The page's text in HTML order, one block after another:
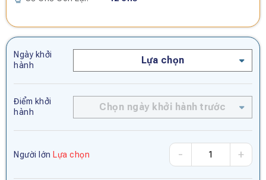
Ngày khởi
hành
Lựa chọn
Điểm khởi
hành
Chọn ngày khởi hành trước
Người lớn Lựa chọn - +